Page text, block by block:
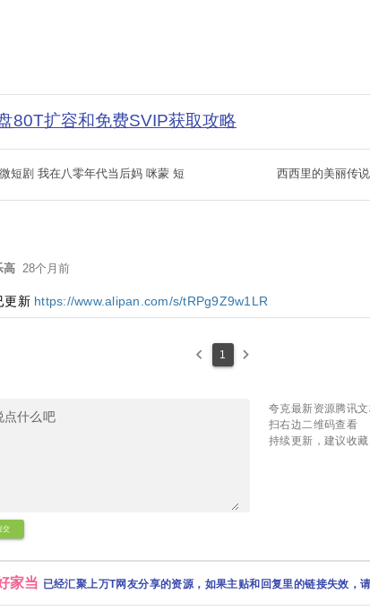
80T扩容和免费SVIP获取攻略
短剧 我在八零年代当后妈 咪蒙 短 西西里的美丽传
高 28个月前
更新 https://www.alipan.com/s/tRPg9Z9w1LR
keyboard_arrow_left 1 keyboard_arrow_right
交
夸克最新资源腾讯文
扫右边二维码查看
持续更新，建议收藏
家当 已经汇聚上万T网友分享的资源，如果主贴和回复里的链接失效，